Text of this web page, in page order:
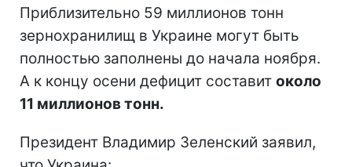
Приблизительно 59 миллионов тонн
зернохранилищ в Украине могут быть
полностью заполнены до начала ноября.
А к концу осени дефицит составит около
11 миллионов тонн.
Президент Владимир Зеленский заявил,